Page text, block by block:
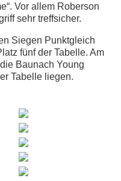
Vor allem Roberson
sehr treffsicher.
Siegen Punktgleich
fünf der Tabelle. Am
Baunach Young
Tabelle liegen.